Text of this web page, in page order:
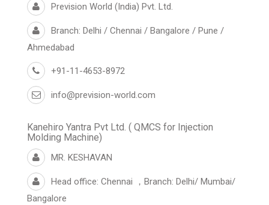
Prevision World (India) Pvt. Ltd.
Branch: Delhi / Chennai / Bangalore / Pune /
Ahmedabad
+91-11-4653-8972
info@prevision-world.com
Kanehiro Yantra Pvt Ltd. ( QMCS for Injection
Molding Machine)
MR. KESHAVAN
Head office: Chennai ，Branch: Delhi/ Mumbai/
Bangalore